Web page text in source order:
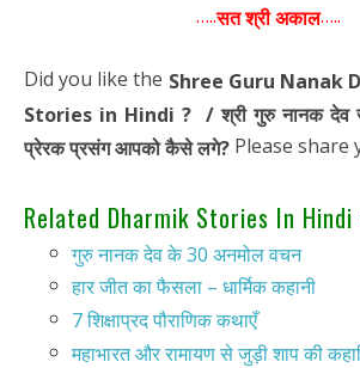
…..सत श्री अकाल…..
Did you like the Shree Guru Nanak
Stories in Hindi ? / श्री गुरु नानक देव
प्रेरक प्रसंग आपको कैसे लगे? Please share
Related Dharmik Stories In Hindi
गुरु नानक देव के 30 अनमोल वचन
हार जीत का फैसला – धार्मिक कहानी
7 शिक्षाप्रद पौराणिक कथाएँ
महाभारत और रामायण से जुड़ी शाप की